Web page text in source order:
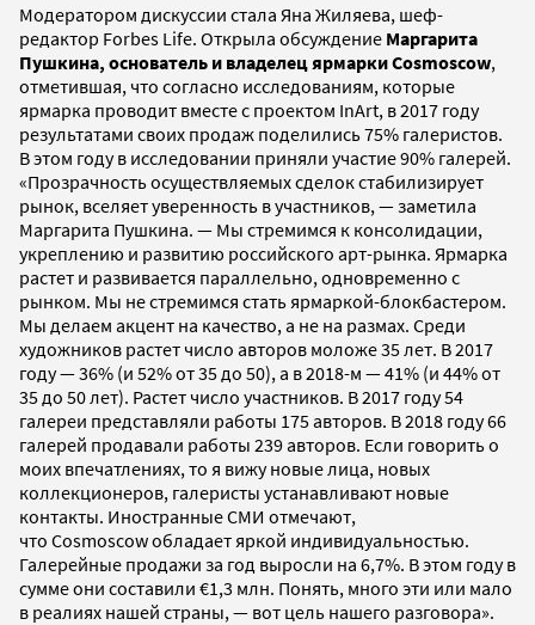
Модератором дискуссии стала Яна Жиляева, шеф-
редактор Forbes Life. Открыла обсуждение Маргарита
Пушкина, основатель и владелец ярмарки Cosmoscow,
отметившая, что согласно исследованиям, которые
ярмарка проводит вместе с проектом InArt, в 2017 году
результатами своих продаж поделились 75% галеристов.
В этом году в исследовании приняли участие 90% галерей.
«Прозрачность осуществляемых сделок стабилизирует
рынок, вселяет уверенность в участников, — заметила
Маргарита Пушкина. — Мы стремимся к консолидации,
укреплению и развитию российского арт-рынка. Ярмарка
растет и развивается параллельно, одновременно с
рынком. Мы не стремимся стать ярмаркой-блокбастером.
Мы делаем акцент на качество, а не на размах. Среди
художников растет число авторов моложе 35 лет. В 2017
году — 36% (и 52% от 35 до 50), а в 2018-м — 41% (и 44% от
35 до 50 лет). Растет число участников. В 2017 году 54
галереи представляли работы 175 авторов. В 2018 году 66
галерей продавали работы 239 авторов. Если говорить о
моих впечатлениях, то я вижу новые лица, новых
коллекционеров, галеристы устанавливают новые
контакты. Иностранные СМИ отмечают,
что Cosmoscow обладает яркой индивидуальностью.
Галерейные продажи за год выросли на 6,7%. В этом году в
сумме они составили €1,3 млн. Понять, много эти или мало
в реалиях нашей страны, — вот цель нашего разговора».